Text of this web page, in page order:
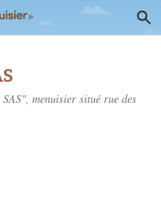
menuisier situé rue des